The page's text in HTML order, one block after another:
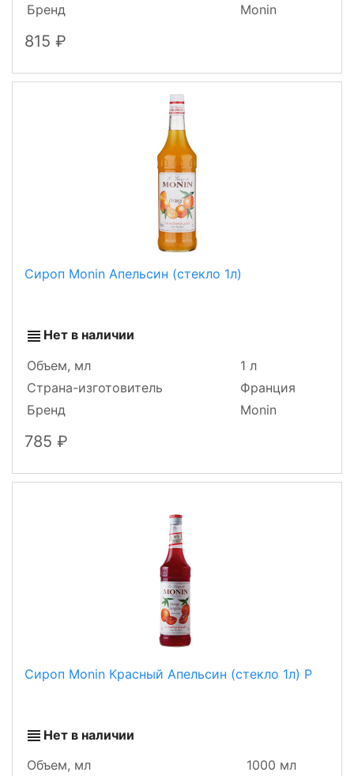
Бренд
Monin
815
Сироп Monin Апельсин (стекло 1л)
Нет в наличии
Объем, мл
1 л
Страна-изготовитель
Франция
Бренд
Monin
785
Сироп Monin Красный Апельсин (стекло 1л) Р
Нет в наличии
Объем, мл
1000 мл